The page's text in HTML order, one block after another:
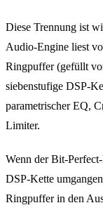
Diese Trennung ist
Audio-Engine liest
Ringpuffer (gefüllt
siebenstufige DSP-
parametrischer EQ,
Limiter.
Wenn der Bit-
DSP-Kette
Ringpuffer in den